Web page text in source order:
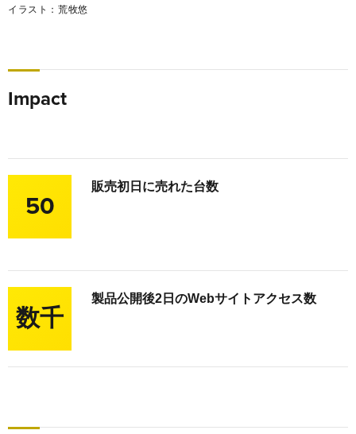
イラスト：荒牧悠
Impact
50
販売初日に売れた台数
数千
製品公開後2日のWebサイトアクセス数